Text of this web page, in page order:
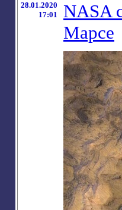
28.01.2020
17:01
NASA
Марсе